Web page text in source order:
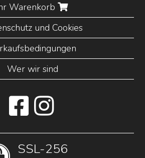
Warenkorb
und Cookies
Wer wir sind
SSL-256